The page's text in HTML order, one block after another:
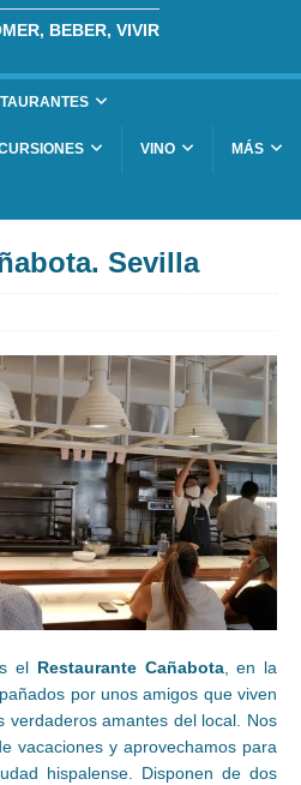
BEBER, VIVIR
VINO MÁS
Sevilla
el Restaurante Cañabota, en la
por unos amigos que viven
verdaderos amantes del local. Nos
vacaciones y aprovechamos para
hispalense. Disponen de dos